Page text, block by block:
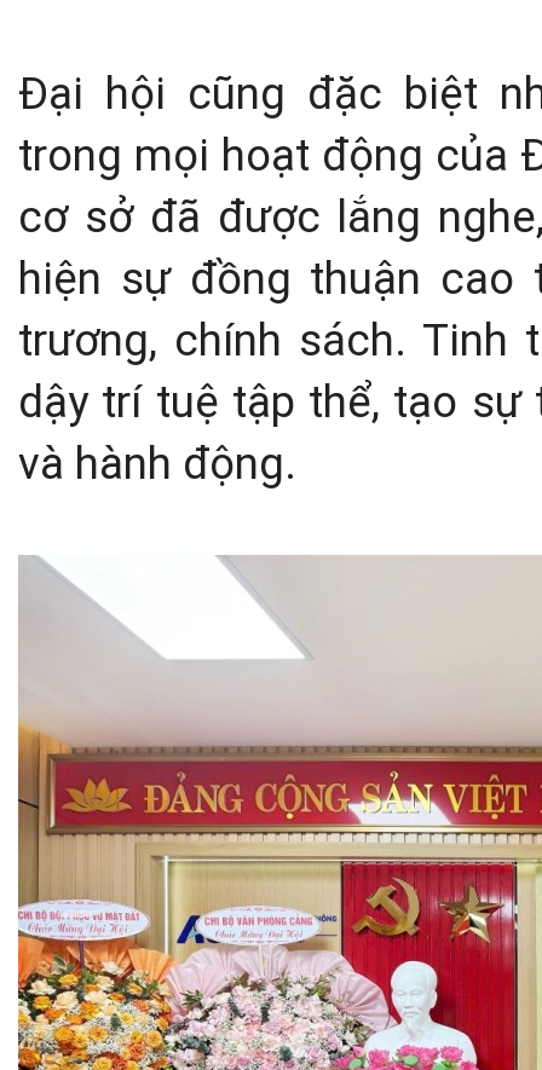
Đại hội cũng đặc biệt
trong mọi hoạt động của
cơ sở đã được lắng
hiện sự đồng thuận
trương, chính sách. Tinh
dậy trí tuệ tập thể, tạo
và hành động.